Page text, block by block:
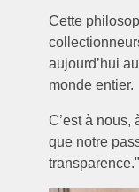
Cette
aujourd’hui
monde entier.
C’est à nous,
que notre
transparence."